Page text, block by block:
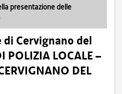
presentazione delle
di Cervignano del
POLIZIA LOCALE –
DEL